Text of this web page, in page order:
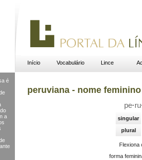
Início Vocabulário Lince
é
a
peruviana - nome feminino
pe·ru
singular
plural
Flexiona
forma